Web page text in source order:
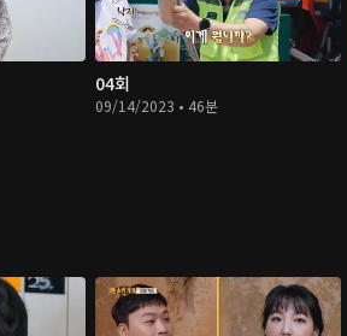
04회
09/14/2023 • 46분